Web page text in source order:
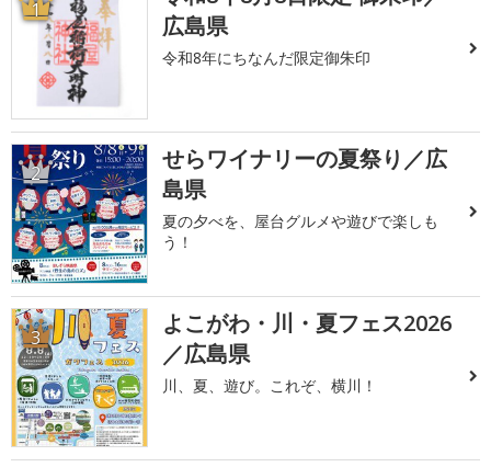
1
広島県
令和8年にちなんだ限定御朱印
2
せらワイナリーの夏祭り／広
島県
夏の夕べを、屋台グルメや遊びで楽しも
う！
3
よこがわ・川・夏フェス2026
／広島県
川、夏、遊び。これぞ、横川！